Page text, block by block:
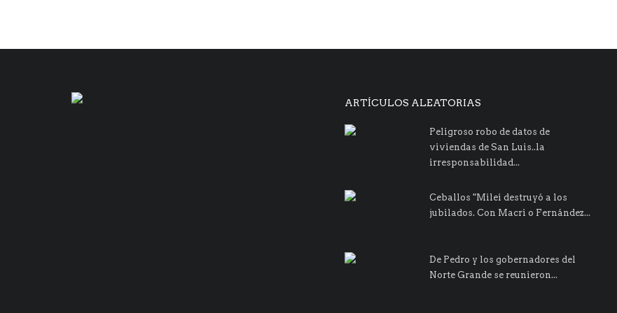
ARTÍCULOS ALEATORIAS
Peligroso robo de datos de
viviendas de San Luis..la
irresponsabilidad...
Ceballos "Milei destruyó a los
jubilados. Con Macri o Fernández...
De Pedro y los gobernadores del
Norte Grande se reunieron...